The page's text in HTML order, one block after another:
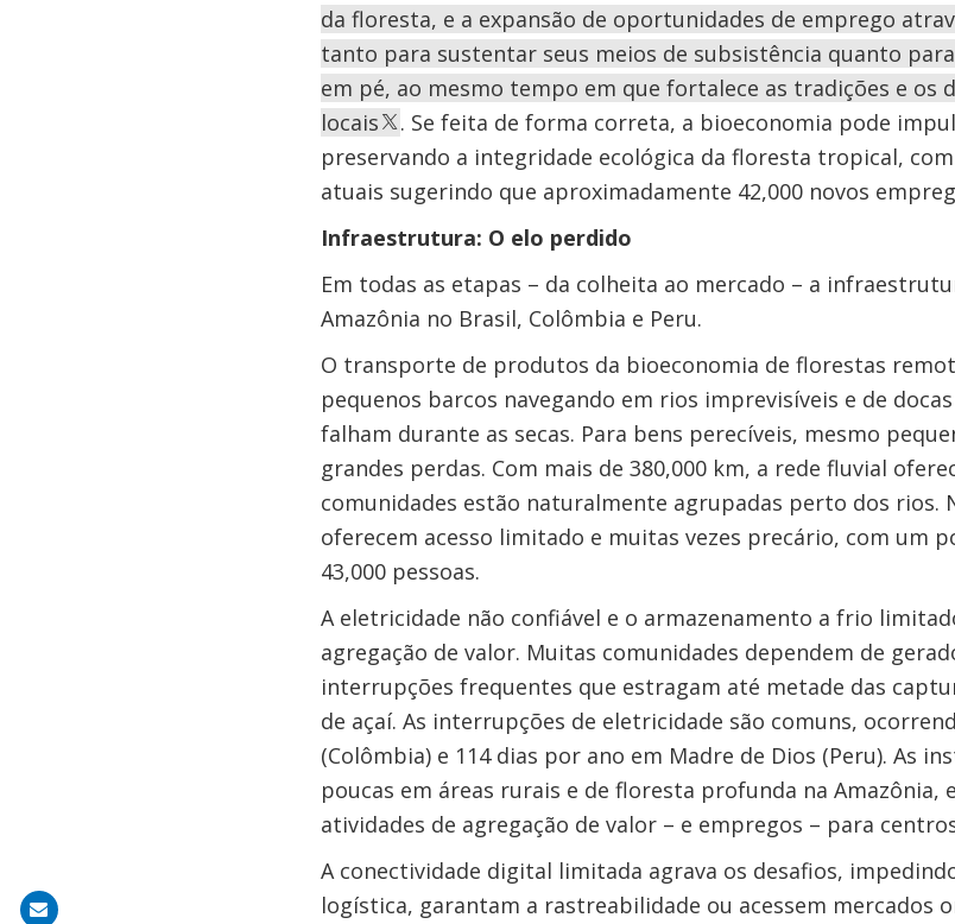
da floresta, e a expansão de oportunidades de emprego
tanto para sustentar seus meios de subsistência quanto
em pé, ao mesmo tempo em que fortalece as tradições e os
locais
. Se feita de forma correta, a bioeconomia pode
preservando a integridade ecológica da floresta tropical,
atuais sugerindo que aproximadamente 42,000 novos
Infraestrutura: O elo perdido
Em todas as etapas – da colheita ao mercado – a
Amazônia no Brasil, Colômbia e Peru.
O transporte de produtos da bioeconomia de florestas
pequenos barcos navegando em rios imprevisíveis e de
falham durante as secas. Para bens perecíveis, mesmo
grandes perdas. Com mais de 380,000 km, a rede fluvial
comunidades estão naturalmente agrupadas perto dos rios.
oferecem acesso limitado e muitas vezes precário, com um
43,000 pessoas.
A eletricidade não confiável e o armazenamento a frio
agregação de valor. Muitas comunidades dependem de
interrupções frequentes que estragam até metade das
de açaí. As interrupções de eletricidade são comuns,
(Colômbia) e 114 dias por ano em Madre de Dios (Peru). As
poucas em áreas rurais e de floresta profunda na Amazônia,
atividades de agregação de valor – e empregos – para
A conectividade digital limitada agrava os desafios,
logística, garantam a rastreabilidade ou acessem mercados
Share